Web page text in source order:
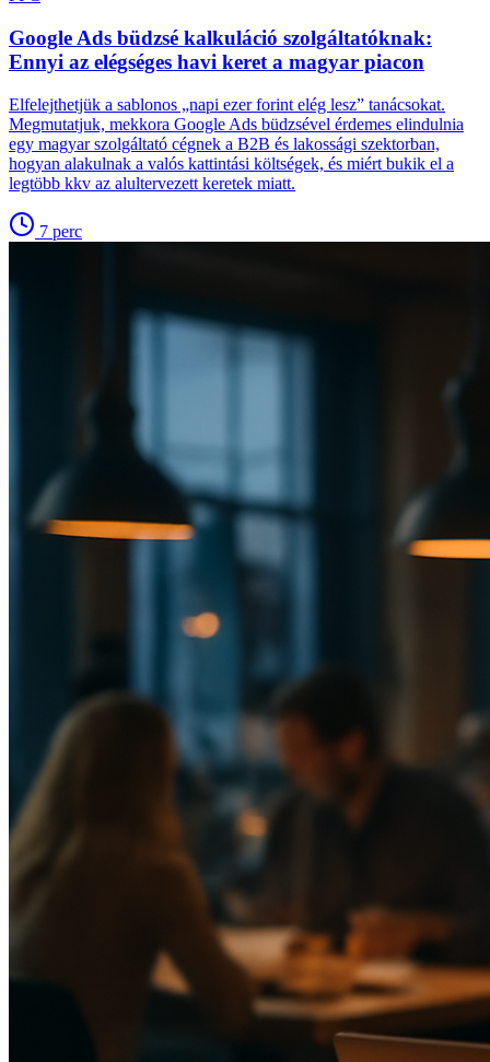
Google Ads büdzsé kalkuláció szolgáltatóknak:
Ennyi az elégséges havi keret a magyar piacon
Elfelejthetjük a sablonos „napi ezer forint elég lesz” tanácsokat.
Megmutatjuk, mekkora Google Ads büdzsével érdemes elindulnia
egy magyar szolgáltató cégnek a B2B és lakossági szektorban,
hogyan alakulnak a valós kattintási költségek, és miért bukik el a
legtöbb kkv az alultervezett keretek miatt.
7 perc